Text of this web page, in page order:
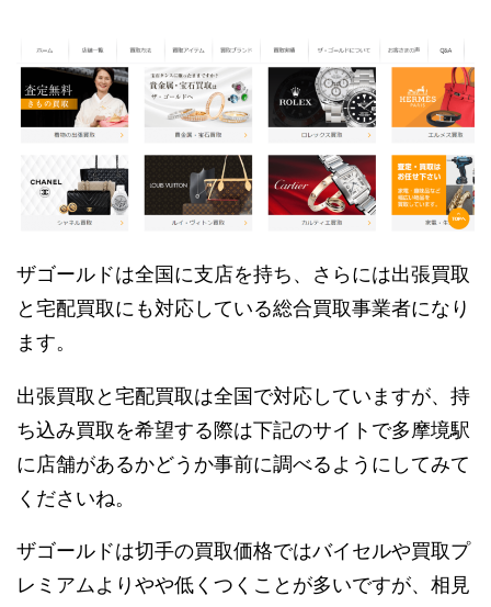
ザゴールドは全国に支店を持ち、さらには出張買取
と宅配買取にも対応している総合買取事業者になり
ます。
出張買取と宅配買取は全国で対応していますが、持
ち込み買取を希望する際は下記のサイトで多摩境駅
に店舗があるかどうか事前に調べるようにしてみて
くださいね。
ザゴールドは切手の買取価格ではバイセルや買取プ
レミアムよりやや低くつくことが多いですが、相見